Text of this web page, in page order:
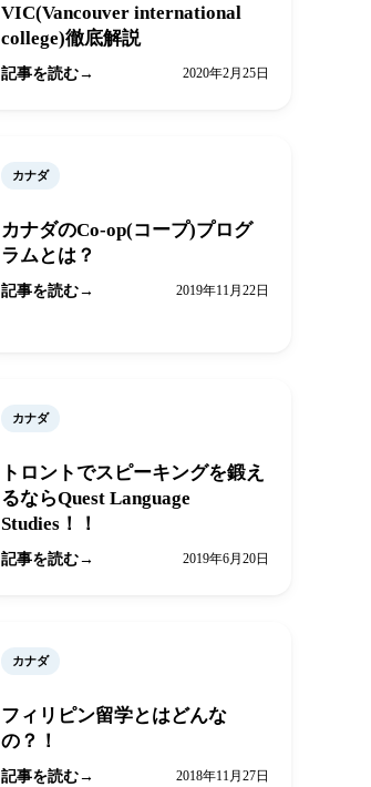
VIC(Vancouver international
college)徹底解説
記事を読む 2020年2月25日
カナダ
カナダのCo-op(コープ)プログ
ラムとは？
記事を読む 2019年11月22日
カナダ
トロントでスピーキングを鍛え
るならQuest Language
Studies！！
記事を読む 2019年6月20日
カナダ
フィリピン留学とはどんな
の？！
記事を読む 2018年11月27日